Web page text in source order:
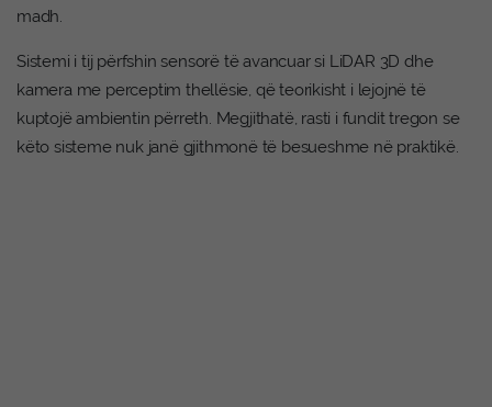
madh.
Sistemi i tij përfshin sensorë të avancuar si LiDAR 3D dhe
kamera me perceptim thellësie, që teorikisht i lejojnë të
kuptojë ambientin përreth. Megjithatë, rasti i fundit tregon se
këto sisteme nuk janë gjithmonë të besueshme në praktikë.